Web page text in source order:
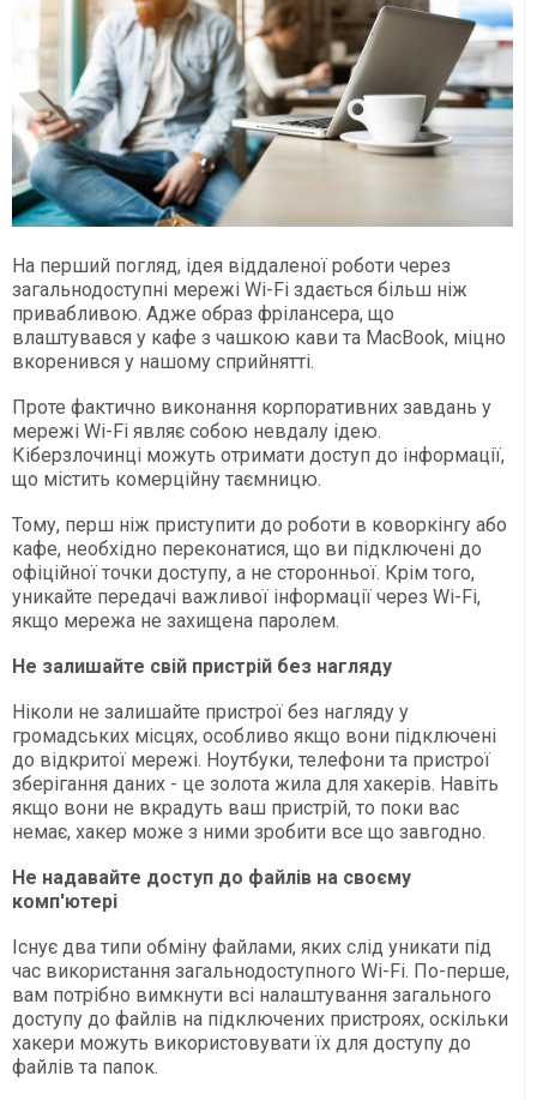
На перший погляд, ідея віддаленої роботи через
загальнодоступні мережі Wi-Fi здається більш ніж
привабливою. Адже образ фрілансера, що
влаштувався у кафе з чашкою кави та MacBook, міцно
вкоренився у нашому сприйнятті.
Проте фактично виконання корпоративних завдань у
мережі Wi-Fi являє собою невдалу ідею.
Кіберзлочинці можуть отримати доступ до інформації,
що містить комерційну таємницю.
Тому, перш ніж приступити до роботи в коворкінгу або
кафе, необхідно переконатися, що ви підключені до
офіційної точки доступу, а не сторонньої. Крім того,
уникайте передачі важливої інформації через Wi-Fi,
якщо мережа не захищена паролем.
Не залишайте свій пристрій без нагляду
Ніколи не залишайте пристрої без нагляду у
громадських місцях, особливо якщо вони підключені
до відкритої мережі. Ноутбуки, телефони та пристрої
зберігання даних - це золота жила для хакерів. Навіть
якщо вони не вкрадуть ваш пристрій, то поки вас
немає, хакер може з ними зробити все що завгодно.
Не надавайте доступ до файлів на своєму
комп'ютері
Існує два типи обміну файлами, яких слід уникати під
час використання загальнодоступного Wi-Fi. По-перше,
вам потрібно вимкнути всі налаштування загального
доступу до файлів на підключених пристроях, оскільки
хакери можуть використовувати їх для доступу до
файлів та папок.